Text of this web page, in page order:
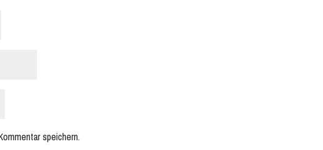
speichern.